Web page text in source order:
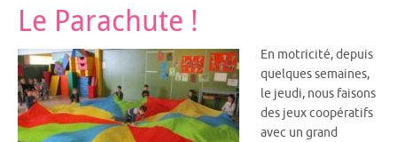
Le Parachute !
En motricité, depuis
quelques semaines,
le jeudi, nous faisons
des jeux coopératifs
avec un grand